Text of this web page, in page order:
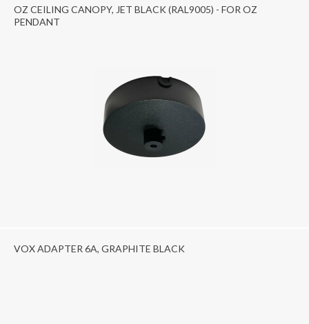
OZ CEILING CANOPY, JET BLACK (RAL9005) - FOR OZ
PENDANT
VOX ADAPTER 6A, GRAPHITE BLACK